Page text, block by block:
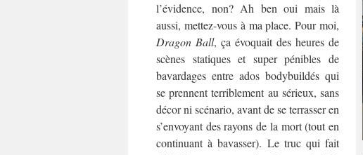
l’évidence, non? Ah ben oui mais là
aussi, mettez-vous à ma place. Pour moi,
Dragon Ball, ça évoquait des heures de
scènes statiques et super pénibles de
bavardages entre ados bodybuildés qui
se prennent terriblement au sérieux, sans
décor ni scénario, avant de se terrasser en
s’envoyant des rayons de la mort (tout en
continuant à bavasser). Le truc qui fait